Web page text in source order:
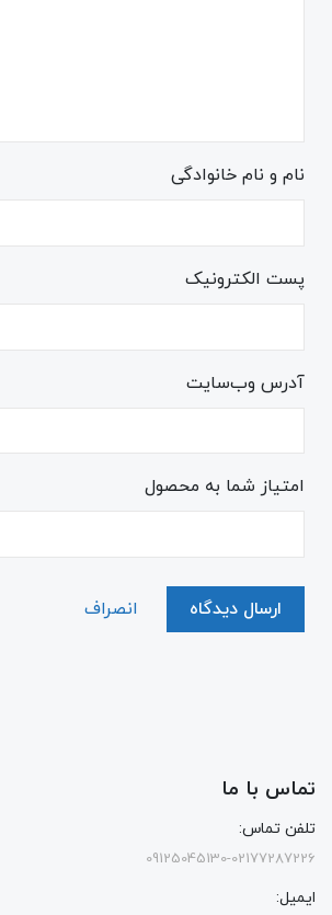
نام و نام خانوادگی
پست الکترونیک
آدرس وب‌سایت
امتیاز شما به محصول
ارسال دیدگاه انصراف
تماس با ما
تلفن تماس:
09125045130-02177287226
ایمیل: